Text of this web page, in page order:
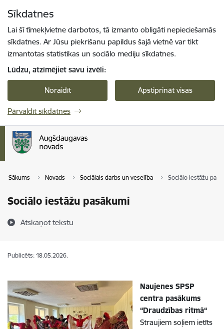
Sīkdatnes
Lai šī tīmekļvietne darbotos, tā izmanto obligāti nepieciešamās
sīkdatnes. Ar Jūsu piekrišanu papildus šajā vietnē var tikt
izmantotas statistikas un sociālo mediju sīkdatnes.
Lūdzu, atzīmējiet savu izvēli:
Noraidīt Apstiprināt visas
Pārvaldīt sīkdatnes
Sākums Novads Sociālais darbs un veselība Sociālo iestāžu
Sociālo iestāžu pasākumi
Atskaņot tekstu
Publicēts: 18.05.2026.
Naujenes SPSP
centra pasākums
“Draudzības ritmā“
Straujiem soļiem ietīts